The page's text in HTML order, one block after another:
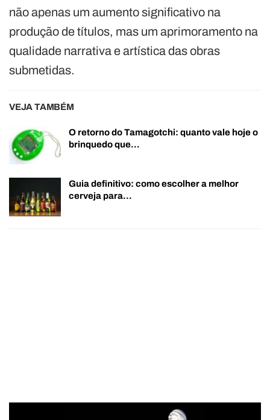
não apenas um aumento significativo na
produção de títulos, mas um aprimoramento na
qualidade narrativa e artística das obras
submetidas.
VEJA TAMBÉM
O retorno do Tamagotchi: quanto vale hoje o
brinquedo que…
Guia definitivo: como escolher a melhor
cerveja para…